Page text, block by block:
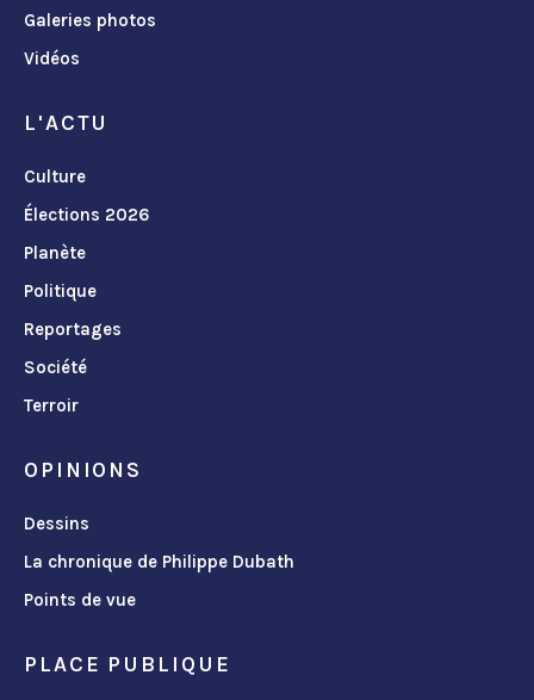
Galeries photos
Vidéos
L'ACTU
Culture
Élections 2026
Planète
Politique
Reportages
Société
Terroir
OPINIONS
Dessins
La chronique de Philippe Dubath
Points de vue
PLACE PUBLIQUE